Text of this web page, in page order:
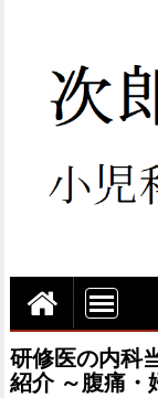
研修医の内科
紹介 ～腹痛・